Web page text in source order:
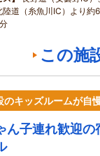
陸道（糸魚川IC）より約
この施
キッズルームが自
ん子連れ歓迎